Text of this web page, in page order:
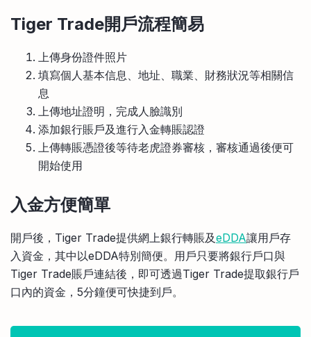
Tiger Trade開戶流程簡易
上傳身份證件照片
填寫個人基本信息、地址、職業、財務狀況等相關信
息
上傳地址證明，完成人臉識別
添加銀行賬戶及進行入金轉賬認證
上傳轉賬憑證後等待老虎證券審核，審核通過後便可
開始使用
入金方便簡單
開戶後，Tiger Trade提供網上銀行轉賬及eDDA讓用戶存
入資金，其中以eDDA特別簡便。用戶只要將銀行戶口與
Tiger Trade賬戶連結後，即可透過Tiger Trade提取銀行戶
口內的資金，5分鐘便可快捷到戶。